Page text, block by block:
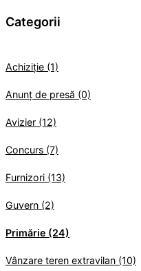
Categorii
Achiziție (1)
Anunț de presă (0)
Avizier (12)
Concurs (7)
Furnizori (13)
Guvern (2)
Primărie (24)
Vânzare teren extravilan (10)